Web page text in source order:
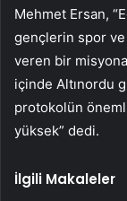
Mehmet Ersan,
gençlerin spor
veren bir
içinde Altınordu
protokolün
yüksek” dedi.
İlgili Makaleler